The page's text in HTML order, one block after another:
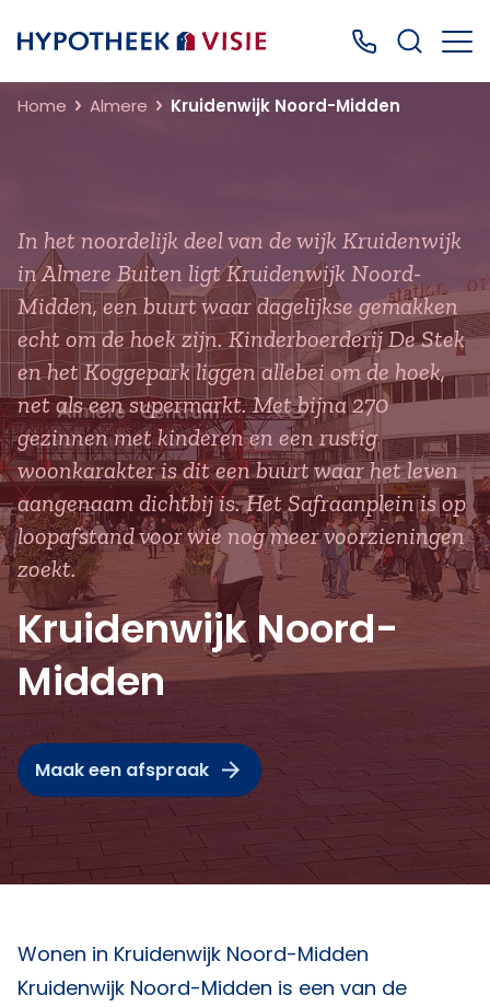
Terug naar home Bel ons: 0499
Home Almere Kruidenwijk Noord-Midden
In het noordelijk deel van de wijk Kruidenwijk
in Almere Buiten ligt Kruidenwijk Noord-
Midden, een buurt waar dagelijkse gemakken
echt om de hoek zijn. Kinderboerderij De Stek
en het Koggepark liggen allebei om de hoek,
net als een supermarkt. Met bijna 270
gezinnen met kinderen en een rustig
woonkarakter is dit een buurt waar het leven
aangenaam dichtbij is. Het Safraanplein is op
loopafstand voor wie nog meer voorzieningen
zoekt.
Kruidenwijk Noord-
Midden
Maak een afspraak
Wonen in Kruidenwijk Noord-Midden
Kruidenwijk Noord-Midden is een van de